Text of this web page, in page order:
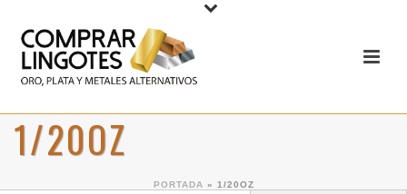
1/20OZ
PORTADA » 1/20OZ